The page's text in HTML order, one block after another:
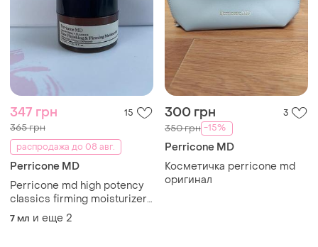
347 грн 15
365 грн
распродажа до 08 авг.
Perricone MD
Perricone md high potency
classics firming moisturizer
зміцнюючий крем зі
зволожуючим ефектом
7 мл и еще 2
300 грн 3
350 грн -15%
Perricone MD
Косметичка perricone md
оригинал